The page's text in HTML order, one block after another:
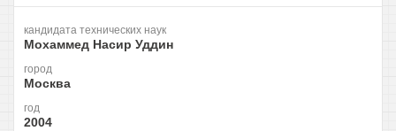
кандидата технических наук
Мохаммед Насир Уддин
город
Москва
год
2004